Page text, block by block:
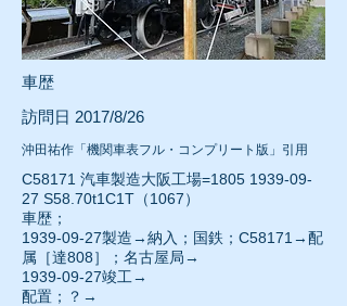
車歴
訪問日 2017/8/26
沖田祐作「機関車表フル・コンプリート版」引用
C58171 汽車製造大阪工場=1805 1939-09-
27 S58.70t1C1T（1067）
車歴；
1939-09-27製造→納入；国鉄；C58171→配
属［達808］；名古屋局→
1939-09-27竣工→
配置；？→